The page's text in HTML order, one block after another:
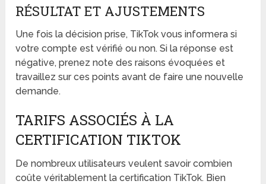
RÉSULTAT ET AJUSTEMENTS
Une fois la décision prise, TikTok vous informera si
votre compte est vérifié ou non. Si la réponse est
négative, prenez note des raisons évoquées et
travaillez sur ces points avant de faire une nouvelle
demande.
TARIFS ASSOCIÉS À LA
CERTIFICATION TIKTOK
De nombreux utilisateurs veulent savoir combien
coûte véritablement la certification TikTok. Bien